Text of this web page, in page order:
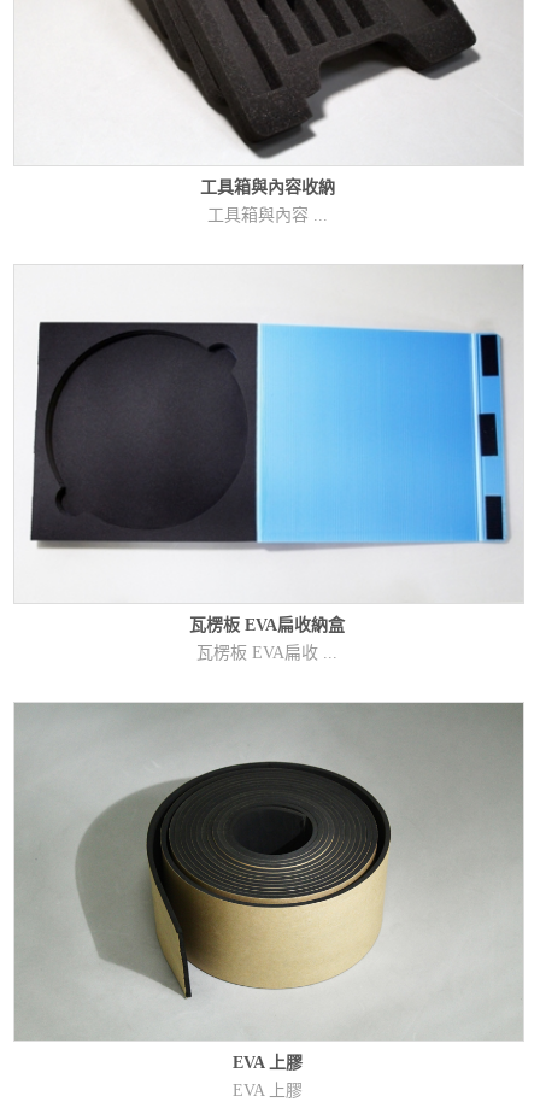
工具箱與內容收納
工具箱與內容 ...
瓦楞板 EVA扁收納盒
瓦楞板 EVA扁收 ...
EVA 上膠
EVA 上膠